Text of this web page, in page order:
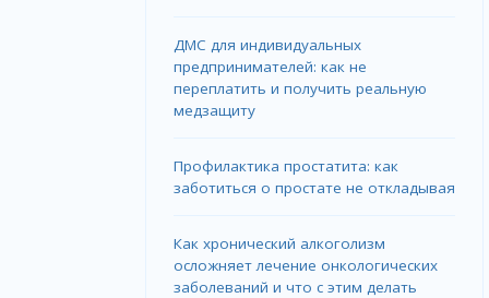
ДМС для индивидуальных
предпринимателей: как не
переплатить и получить реальную
медзащиту
Профилактика простатита: как
заботиться о простате не откладывая
Как хронический алкоголизм
осложняет лечение онкологических
заболеваний и что с этим делать